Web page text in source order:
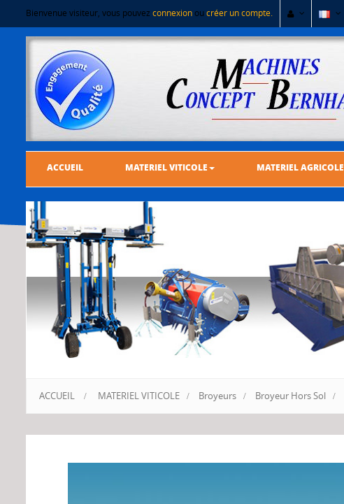
Bienvenue visiteur, vous pouvez connexion oucréer un compte.
ACCUEIL MATERIEL VITICOLE MATERIEL AGRICOLE
ACCUEIL > MATERIEL VITICOLE > Broyeurs > Broyeur Hors Sol >